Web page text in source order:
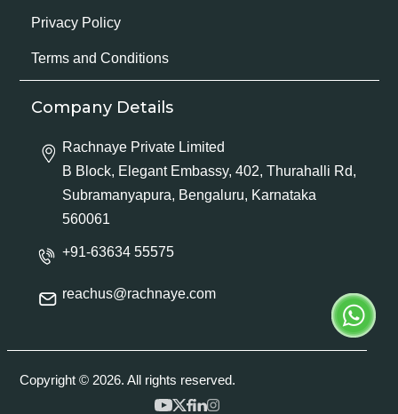
Privacy Policy
Terms and Conditions
Company Details
Rachnaye Private Limited
B Block, Elegant Embassy, 402, Thurahalli Rd,
Subramanyapura, Bengaluru, Karnataka
560061
+91-63634 55575
reachus@rachnaye.com
Copyright © 2026. All rights reserved.